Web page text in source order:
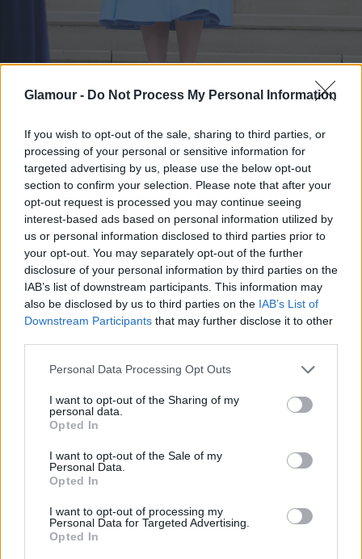
Glamour - Do Not Process My Personal Information
If you wish to opt-out of the sale, sharing to third parties, or
processing of your personal or sensitive information for
targeted advertising by us, please use the below opt-out
section to confirm your selection. Please note that after your
opt-out request is processed you may continue seeing
interest-based ads based on personal information utilized by
us or personal information disclosed to third parties prior to
your opt-out. You may separately opt-out of the further
disclosure of your personal information by third parties on the
IAB’s list of downstream participants. This information may
also be disclosed by us to third parties on the IAB’s List of
Downstream Participants that may further disclose it to other
Please note that this website/app uses one or more Google
not limited to your visit or usage behaviour. You may click to
grant or deny consent to Google and its third-party tags to
use your data for below specified purposes in below Google
consent section.
Personal Data Processing Opt Outs
I want to opt-out of the Sharing of my
personal data.
Opted In
I want to opt-out of the Sale of my
Personal Data.
Opted In
I want to opt-out of processing my
Personal Data for Targeted Advertising.
Opted In
Katalin hercegné egy Alexander McQueen kabátruhában a
Térdszalagrend éves gyűlésén
Fotó:Profimedia
Az egész nefelejcsszínű szett látványos kiegészítője
a kalap, amely a Juliette Botterill Millinery
kalapmárka gyönyörű darabja, ami iránt persze
azonnal meg is ugrott a kereslet, igaz az 560 fontos
(nagyjából 260 ezer forintos ár) sokakat talán eltérít